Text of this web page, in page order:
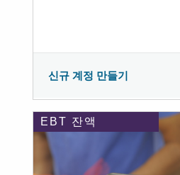
신규 계정 만들기
EBT 잔액